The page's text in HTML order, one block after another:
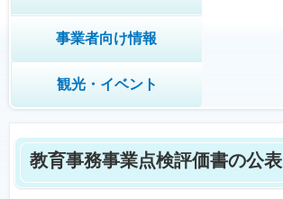
事業者向け情報
観光・イベント
教育事務事業点検評価書の公表